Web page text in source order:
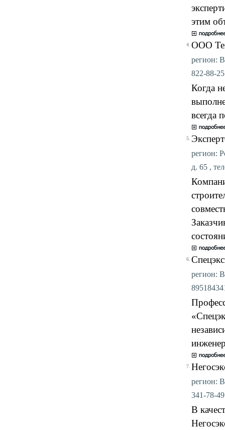
этим
4. ООО
регион:
822-88-
Когда
всегда
5.
регион:
д. 65 ,
6.
регион:
7.
регион:
341-78-
В